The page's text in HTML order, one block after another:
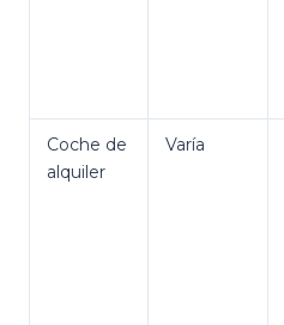
Coche de
alquiler
Varía